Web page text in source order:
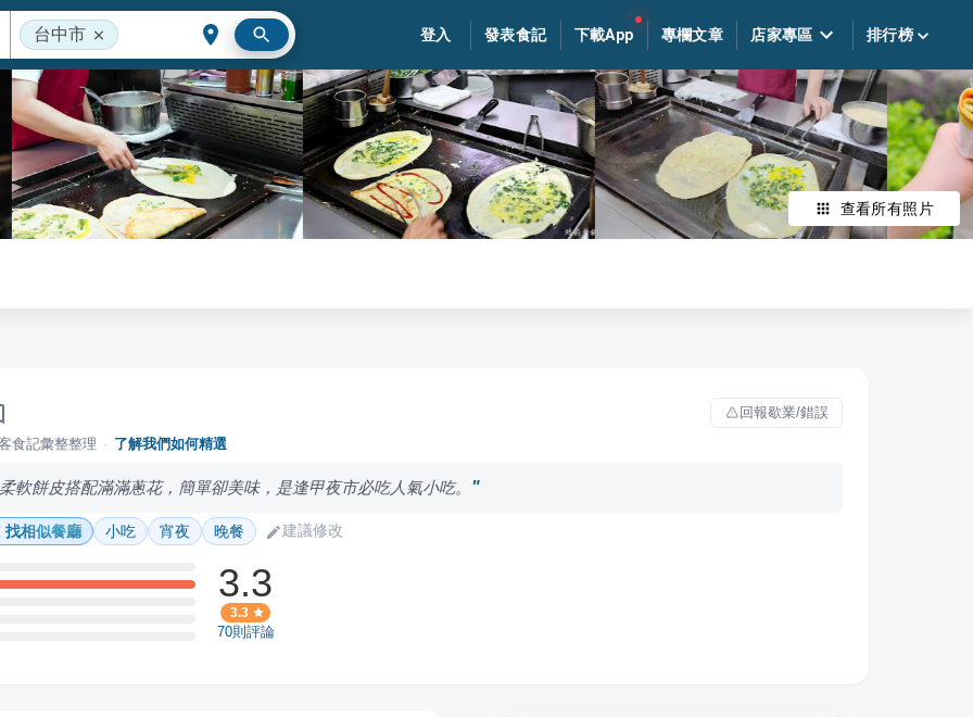
台中市 登入 發表食記 下載App 專欄文章 店家專區 排行榜
查看所有照片
回報歇業/錯誤
食記彙整整理 · 了解我們如何精選
軟餅皮搭配滿滿蔥花，簡單卻美味，是逢甲夜市必吃人氣小吃。
找相似餐廳 小吃 宵夜 晚餐 建議修改
3.3
3.3
70則評論